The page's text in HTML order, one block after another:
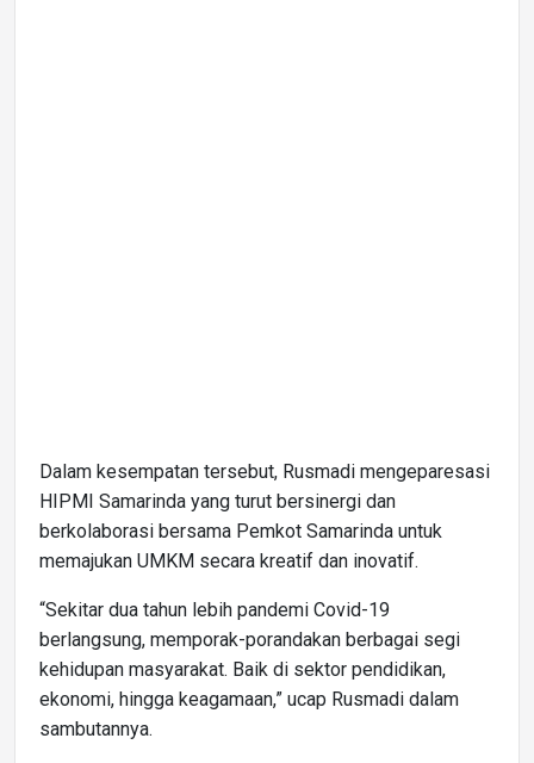
Dalam kesempatan tersebut, Rusmadi mengeparesasi
HIPMI Samarinda yang turut bersinergi dan
berkolaborasi bersama Pemkot Samarinda untuk
memajukan UMKM secara kreatif dan inovatif.
“Sekitar dua tahun lebih pandemi Covid-19
berlangsung, memporak-porandakan berbagai segi
kehidupan masyarakat. Baik di sektor pendidikan,
ekonomi, hingga keagamaan,” ucap Rusmadi dalam
sambutannya.